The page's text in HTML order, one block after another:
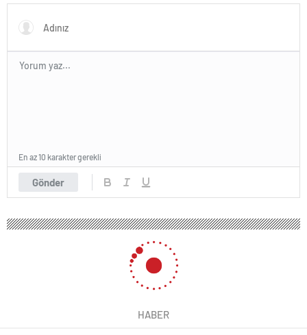
Gönder
En az 10 karakter gerekli
HABER